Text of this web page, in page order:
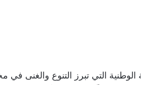
الوطنية التي تبرز التنوع